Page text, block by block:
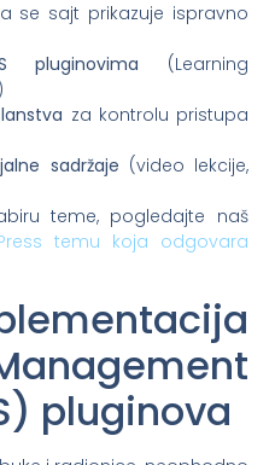
se sajt prikazuje ispravno
pluginovima (Learning
za kontrolu pristupa
sadržaje (video lekcije,
teme, pogledajte naš
temu koja odgovara
pluginova